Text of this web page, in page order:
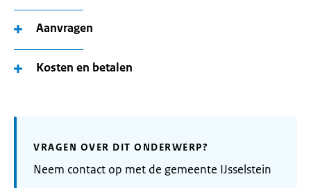
Aanvragen
Kosten en betalen
VRAGEN OVER DIT ONDERWERP?
Neem contact op met de gemeente IJsselstein